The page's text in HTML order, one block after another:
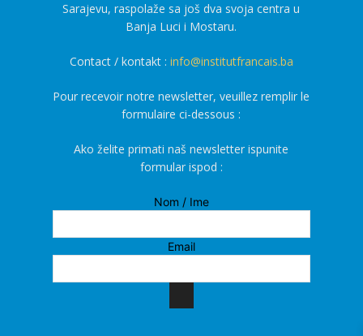
Sarajevu, raspolaže sa još dva svoja centra u
Banja Luci i Mostaru.
Contact / kontakt : info@institutfrancais.ba
Pour recevoir notre newsletter, veuillez remplir le
formulaire ci-dessous :
Ako želite primati naš newsletter ispunite
formular ispod :
Nom / Ime
Email